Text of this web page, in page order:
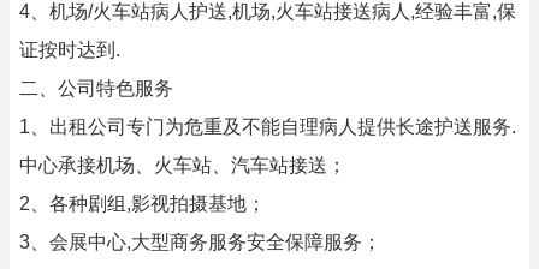
4、机场/火车站病人护送,机场,火车站接送病人,经验丰富,保
证按时达到.
二、公司特色服务
1、出租公司专门为危重及不能自理病人提供长途护送服务.
中心承接机场、火车站、汽车站接送；
2、各种剧组,影视拍摄基地；
3、会展中心,大型商务服务安全保障服务；